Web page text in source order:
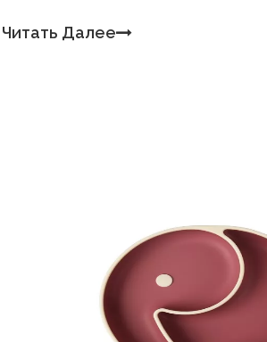
является важной вехой в развитии, но
Читать Далее